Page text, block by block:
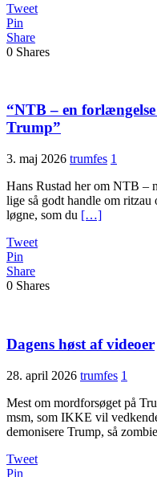
Tweet
Pin
Share
0 Shares
“NTB – en
Trump”
3. maj 2026 trumfes 1
Hans Rustad her om NTB –
lige så godt handle om ritzau
løgne, som du […]
Tweet
Pin
Share
0 Shares
Dagens høst af videoer
28. april 2026 trumfes 1
Mest om mordforsøget på
msm, som IKKE vil
demonisere Trump, så
Tweet
Pin